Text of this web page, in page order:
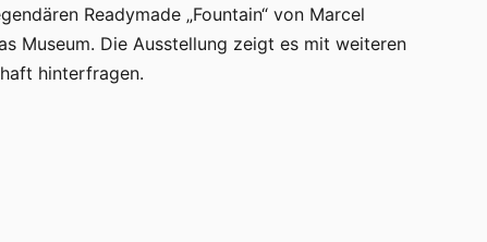
Readymade „Fountain“ von Marcel
Museum. Die Ausstellung zeigt es mit weiteren
hinterfragen.